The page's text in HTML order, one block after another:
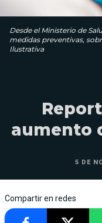
Desde el Ministerio de
medidas preventivas,
Ilustrativa
aumento
5 DE
Compartir en redes